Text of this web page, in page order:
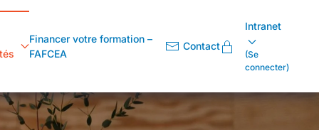
Financer votre formation –
FAFCEA
Contact
Intranet
(Se
connecter)